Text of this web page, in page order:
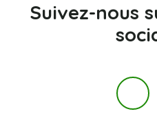
Suivez-nous